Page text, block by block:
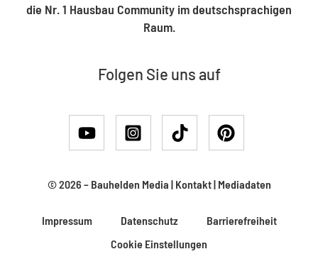
die Nr. 1 Hausbau Community im deutschsprachigen
Raum.
Folgen Sie uns auf
© 2026 – Bauhelden Media | Kontakt| Mediadaten
Impressum Datenschutz
Barrierefreiheit
Cookie Einstellungen